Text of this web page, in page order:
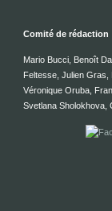
Comité de rédaction
Mario Bucci, Benoît
Feltesse, Julien Gras,
Véronique Oruba,
Svetlana Sholokhova,